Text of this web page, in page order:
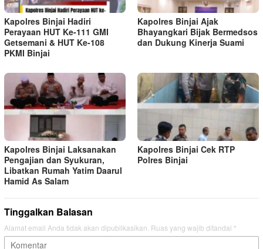
Kapolres Binjai Hadiri
Perayaan HUT Ke-111 GMI
Getsemani & HUT Ke-108
PKMI Binjai
Kapolres Binjai Ajak
Bhayangkari Bijak Bermedsos
dan Dukung Kinerja Suami
Kapolres Binjai Laksanakan
Pengajian dan Syukuran,
Libatkan Rumah Yatim Daarul
Hamid As Salam
Kapolres Binjai Cek RTP
Polres Binjai
Tinggalkan Balasan
Alamat email Anda tidak akan dipublikasikan. Ruas yang wajib ditandai *